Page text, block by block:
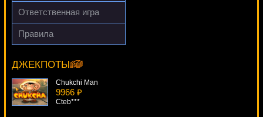
kat***
Ответственная игра
Правила
ДЖЕКПОТЫ
Stickers
kat***
Chukchi Man
9966 ₽
Cteb***